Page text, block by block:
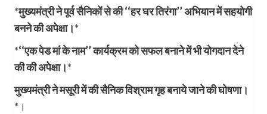
*मुख्यमंत्री ने पूर्व सैनिकों से की ‘‘हर घर तिरंगा’’ अभियान में सहयोगी
बनने की अपेक्षा।*
*‘‘एक पेड मां के नाम’’ कार्यक्रम को सफल बनाने में भी योगदान देने
की की अपेक्षा।*
मुख्यमंत्री ने मसूरी में की सैनिक विश्राम गृह बनाये जाने की घोषणा।
*।